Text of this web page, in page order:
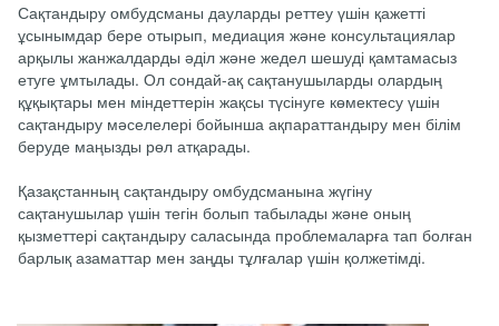
Сақтандыру омбудсманы дауларды реттеу үшін қажетті
ұсынымдар бере отырып, медиация және консультациялар
арқылы жанжалдарды әділ және жедел шешуді қамтамасыз
етуге ұмтылады. Ол сондай-ақ сақтанушыларды олардың
құқықтары мен міндеттерін жақсы түсінуге көмектесу үшін
сақтандыру мәселелері бойынша ақпараттандыру мен білім
беруде маңызды рөл атқарады.
Қазақстанның сақтандыру омбудсманына жүгіну
сақтанушылар үшін тегін болып табылады және оның
қызметтері сақтандыру саласында проблемаларға тап болған
барлық азаматтар мен заңды тұлғалар үшін қолжетімді.